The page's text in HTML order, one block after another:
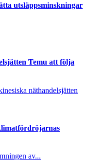
utsläppsminskningar
Temu att följa
näthandelsjätten
av...